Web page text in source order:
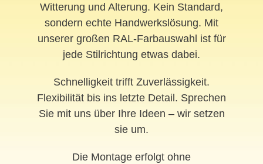
Witterung und Alterung. Kein Standard,
sondern echte Handwerkslösung. Mit
unserer großen RAL-Farbauswahl ist für
jede Stilrichtung etwas dabei.
Schnelligkeit trifft Zuverlässigkeit.
Flexibilität bis ins letzte Detail. Sprechen
Sie mit uns über Ihre Ideen – wir setzen
sie um.
Die Montage erfolgt ohne